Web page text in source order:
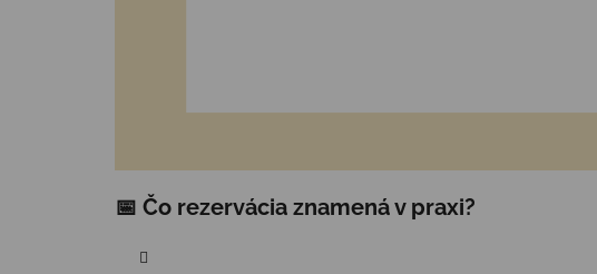
📅 Čo rezervácia znamená v praxi?